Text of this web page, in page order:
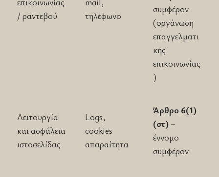
/ ραντεβού
τηλέφωνο
συμφέρον
(οργάνωση
επαγγελματι
κής
επικοινωνίας
)
Λειτουργία
και ασφάλεια
ιστοσελίδας
Logs,
cookies
απαραίτητα
Άρθρο 6(1)
(στ)–
έννομο
συμφέρον